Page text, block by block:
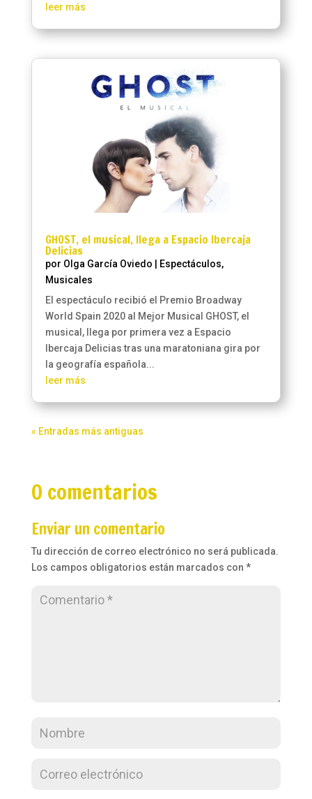
leer más
GHOST, el musical, llega a Espacio Ibercaja
Delicias
por Olga García Oviedo Espectáculos,
Musicales
El espectáculo recibió el Premio Broadway
World Spain 2020 al Mejor Musical GHOST, el
musical, llega por primera vez a Espacio
Ibercaja Delicias tras una maratoniana gira por
la geografía española...
leer más
« Entradas más antiguas
0 comentarios
Enviar un comentario
Tu dirección de correo electrónico no será publicada.
Los campos obligatorios están marcados con *